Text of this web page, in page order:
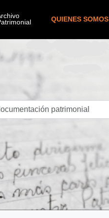
QUIENES SOMOS